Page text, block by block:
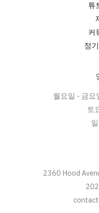
튜
커
정
월요일 - 금요
토
2360 Hood